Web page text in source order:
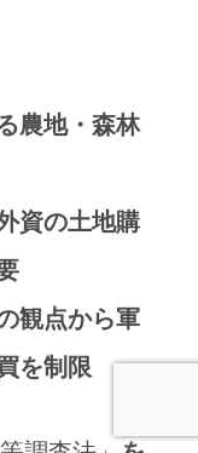
農地・森林
資の土地購
観点から軍
を制限